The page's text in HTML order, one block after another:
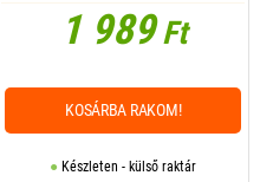
1 989Ft
Készleten - külső raktár
KOSÁRBA RAKOM!